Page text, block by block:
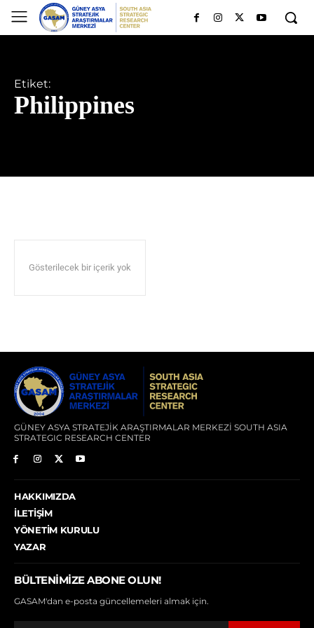
Etiket:
Philippines
Gösterilecek bir içerik yok
GÜNEY ASYA STRATEJİK ARAŞTIRMALAR MERKEZİ SOUTH ASIA
STRATEGIC RESEARCH CENTER
HAKKIMIZDA
İLETIŞIM
YÖNETIM KURULU
YAZAR
BÜLTENIMIZE ABONE OLUN!
GASAM'dan e-posta güncellemeleri almak için.